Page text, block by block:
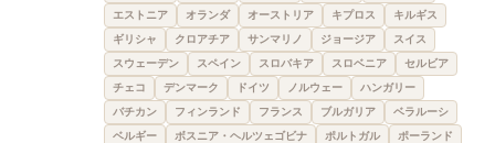
エストニア
オランダ オーストリア キプロス
キルギス
ギリシャ
クロアチア サンマリノ ジョージア
スイス
スウェーデン
スペイン スロバキア スロベニア
セルビア
チェコ
デンマーク ドイツ ノルウェー
ハンガリー
バチカン
フィンランド フランス ブルガリア
ベラルーシ
ベルギー
ボスニア・ヘルツェゴビナ ポルトガル
ポーランド